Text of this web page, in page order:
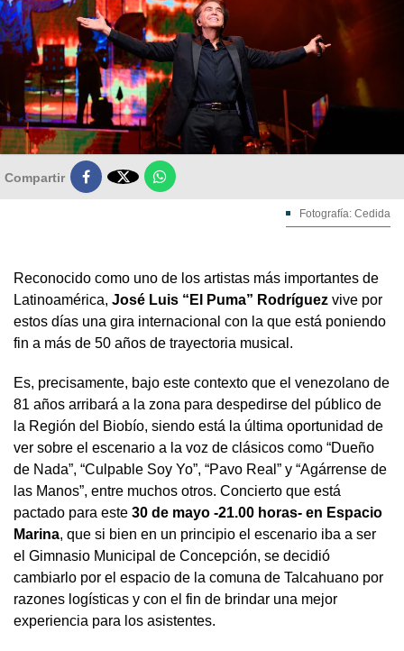
Compartir 
Fotografía: Cedida
Reconocido como uno de los artistas más importantes de
Latinoamérica, José Luis “El Puma” Rodríguez vive por
estos días una gira internacional con la que está poniendo
fin a más de 50 años de trayectoria musical.
Es, precisamente, bajo este contexto que el venezolano de
81 años arribará a la zona para despedirse del público de
la Región del Biobío, siendo está la última oportunidad de
ver sobre el escenario a la voz de clásicos como “Dueño
de Nada”, “Culpable Soy Yo”, “Pavo Real” y “Agárrense de
las Manos”, entre muchos otros. Concierto que está
pactado para este 30 de mayo -21.00 horas- en Espacio
Marina, que si bien en un principio el escenario iba a ser
el Gimnasio Municipal de Concepción, se decidió
cambiarlo por el espacio de la comuna de Talcahuano por
razones logísticas y con el fin de brindar una mejor
experiencia para los asistentes.